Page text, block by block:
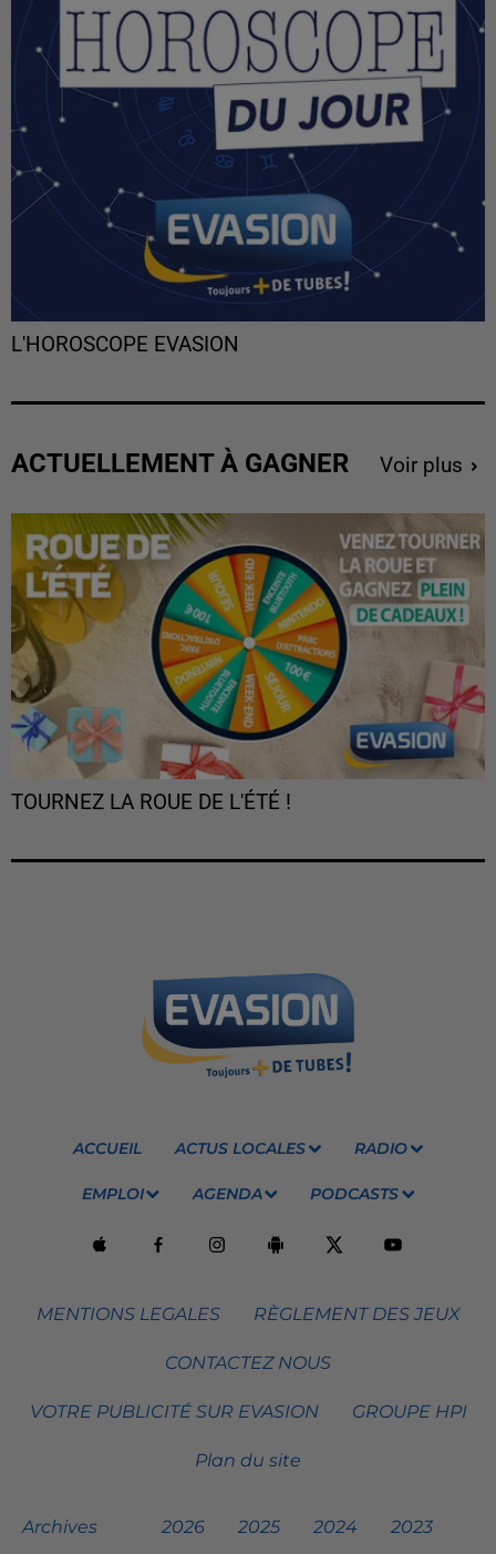
L'HOROSCOPE EVASION
ACTUELLEMENT À GAGNER Voir plus
TOURNEZ LA ROUE DE L'ÉTÉ !
ACCUEIL ACTUS LOCALES RADIO
EMPLOI AGENDA PODCASTS
MENTIONS LEGALES RÈGLEMENT DES JEUX
CONTACTEZ NOUS
VOTRE PUBLICITÉ SUR EVASION GROUPE HPI
Plan du site
Archives 2026 2025 2024 2023